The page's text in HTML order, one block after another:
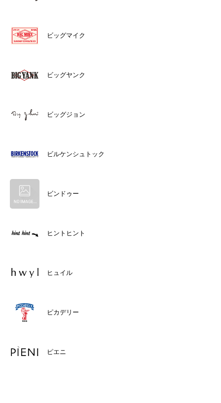
ビッグマイク
ビッグヤンク
ビッグジョン
ビルケンシュトック
ビンドゥー
ヒントヒント
ヒュイル
ピカデリー
ピエニ